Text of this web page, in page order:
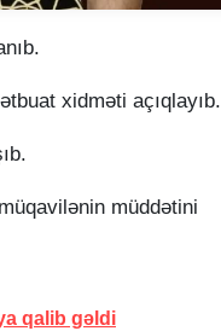
xidməti açıqlayıb.
müddətini
qalib gəldi